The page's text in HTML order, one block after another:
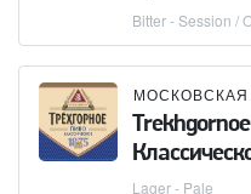
Bitter - Session /
Lager - Pale